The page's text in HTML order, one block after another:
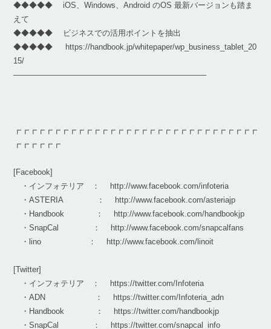
◆◆◆◆◆ iOS、Windows、Android のOS 最新バージョンも踏ま
えて
◆◆◆◆◆ ビジネスでの活用ポイントを抽出
◆◆◆◆◆ https://handbook.jp/whitepaper/wp_business_tablet_20
15/
————————————————————————–
┏┏┏┏┏┏┏┏┏┏┏┏┏┏┏┏┏┏┏┏┏┏┏┏┏┏┏┏┏┏┏
┏┏┏┏┏┏
[Facebook]
・インフォテリア ： http://www.facebook.com/infoteria
・ASTERIA ： http://www.facebook.com/asteriajp
・Handbook ： http://www.facebook.com/handbookjp
・SnapCal ： http://www.facebook.com/snapcalfans
・lino ： http://www.facebook.com/linoit
[Twitter]
・インフォテリア ： https://twitter.com/Infoteria
・ADN ： https://twitter.com/Infoteria_adn
・Handbook ： https://twitter.com/handbookjp
・SnapCal ： https://twitter.com/snapcal_info